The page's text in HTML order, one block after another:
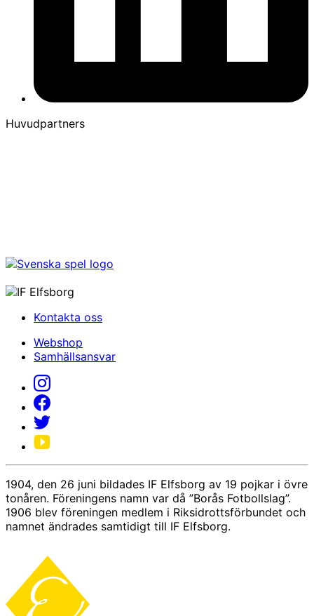
Huvudpartners
Kontakta oss
Webshop
Samhällsansvar
1904, den 26 juni bildades IF Elfsborg av 19 pojkar i övre
tonåren. Föreningens namn var då ”Borås Fotbollslag”.
1906 blev föreningen medlem i Riksidrottsförbundet och
namnet ändrades samtidigt till IF Elfsborg.